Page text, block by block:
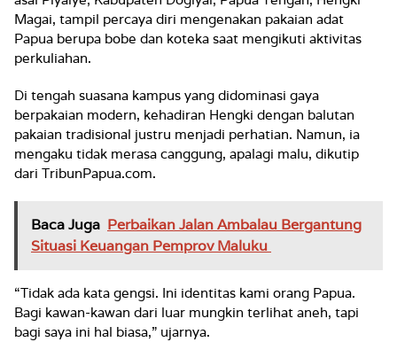
Magai, tampil percaya diri mengenakan pakaian adat
Papua berupa bobe dan koteka saat mengikuti aktivitas
perkuliahan.
Di tengah suasana kampus yang didominasi gaya
berpakaian modern, kehadiran Hengki dengan balutan
pakaian tradisional justru menjadi perhatian. Namun, ia
mengaku tidak merasa canggung, apalagi malu, dikutip
dari TribunPapua.com.
Baca Juga Perbaikan Jalan Ambalau Bergantung
Situasi Keuangan Pemprov Maluku
“Tidak ada kata gengsi. Ini identitas kami orang Papua.
Bagi kawan-kawan dari luar mungkin terlihat aneh, tapi
bagi saya ini hal biasa,” ujarnya.